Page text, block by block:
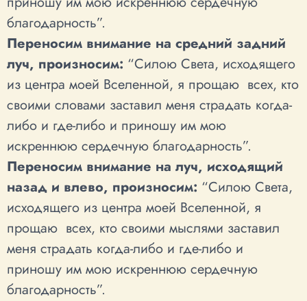
благодарность”.
Переносим внимание на средний задний
луч, произносим: “Силою Света, исходящего
из центра моей Вселенной, я прощаю всех, кто
своими словами заставил меня страдать когда-
либо и где-либо и приношу им мою
искреннюю сердечную благодарность”.
Переносим внимание на луч, исходящий
назад и влево, произносим: “Силою Света,
исходящего из центра моей Вселенной, я
прощаю всех, кто своими мыслями заставил
меня страдать когда-либо и где-либо и
приношу им мою искреннюю сердечную
благодарность”.